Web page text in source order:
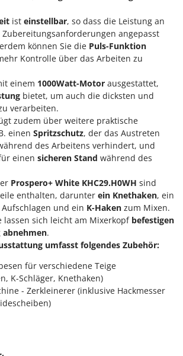
Obsthäcksler Obstmuser
Schüttler
für Traktoren
für Traktoren
Aufsitzmäher
- Kantenschneider
ist einstellbar, so dass die Leistung an
angepasst
können Sie die Puls-Funktion
Kontrolle über das Arbeiten zu
einem 1000Watt-Motor ausgestattet,
bietet, um auch die dicksten und
verarbeiten.
zudem über weitere praktische
einen Spritzschutz, der das Austreten
des Arbeitens verhindert, und
einen sicheren Stand während des
Prospero+ White KHC29.H0WH sind
enthalten, darunter ein Knethaken, ein
und ein K-Haken zum Mixen.
lassen sich leicht am Mixerkopf befestigen
abnehmen.
umfasst folgendes Zubehör:
für verschiedene Teige
K-Schläger, Knethaken)
- Zerkleinerer (inklusive Hackmesser